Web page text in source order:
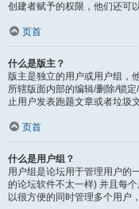
创建者赋予的权限，他们还可
页首
什么是版主？
版主是独立的用户或用户组，
所辖版面内部的编辑/删除/锁
止用户发表跑题文章或者垃圾文
页首
什么是用户组？
用户组是论坛用于管理用户的
的论坛软件不太一样) 并且每
以很方便的同时管理多个用户